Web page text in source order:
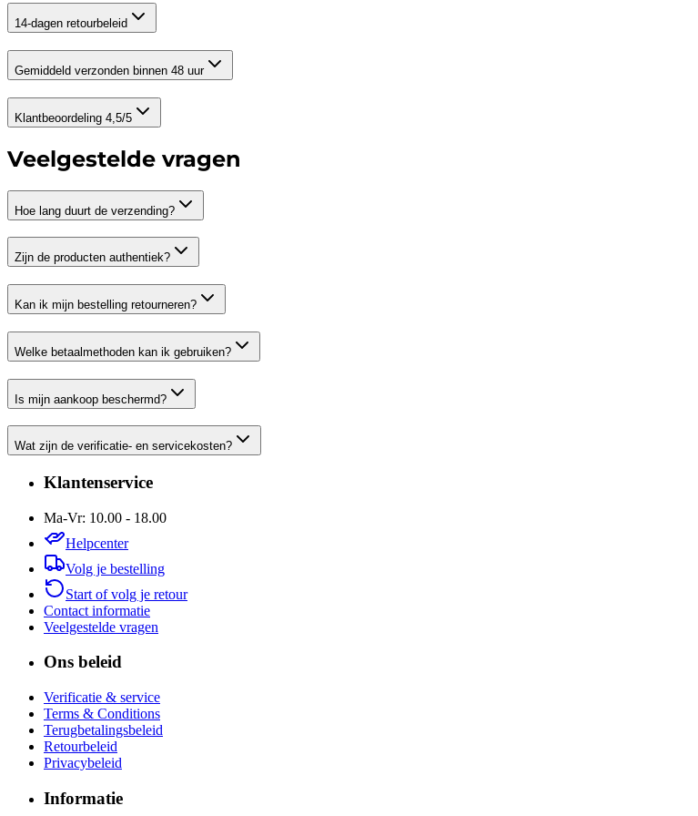
14-dagen retourbeleid
Gemiddeld verzonden binnen 48 uur
Klantbeoordeling 4,5/5
Veelgestelde vragen
Hoe lang duurt de verzending?
Zijn de producten authentiek?
Kan ik mijn bestelling retourneren?
Welke betaalmethoden kan ik gebruiken?
Is mijn aankoop beschermd?
Wat zijn de verificatie- en servicekosten?
Klantenservice
Ma-Vr: 10.00 - 18.00
Helpcenter
Volg je bestelling
Start of volg je retour
Contact informatie
Veelgestelde vragen
Ons beleid
Verificatie & service
Terms & Conditions
Terugbetalingsbeleid
Retourbeleid
Privacybeleid
Informatie